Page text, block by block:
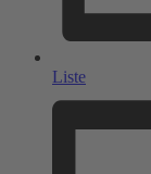
Liste